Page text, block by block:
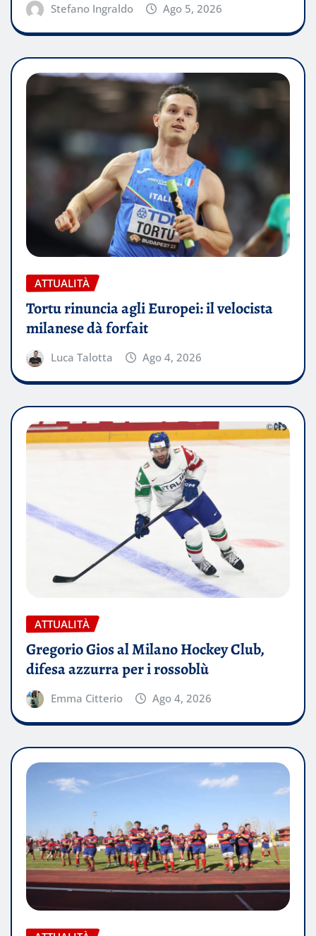
Stefano Ingraldo Ago 5, 2026
ATTUALITÀ
Tortu rinuncia agli Europei: il velocista
milanese dà forfait
Luca Talotta Ago 4, 2026
ATTUALITÀ
Gregorio Gios al Milano Hockey Club,
difesa azzurra per i rossoblù
Emma Citterio Ago 4, 2026